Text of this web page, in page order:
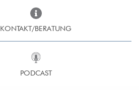
KONTAKT/BERATUNG
PODCAST